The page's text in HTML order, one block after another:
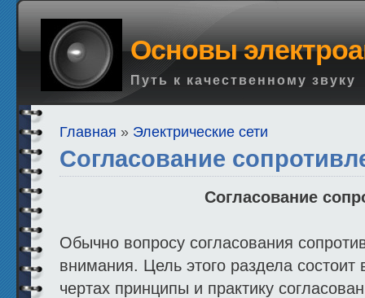
Основы
Путь к качественному звуку
Главная » Электрические сети
Согласование
Согласование
Обычно вопросу согласования
внимания. Цель этого раздела
чертах принципы и практику